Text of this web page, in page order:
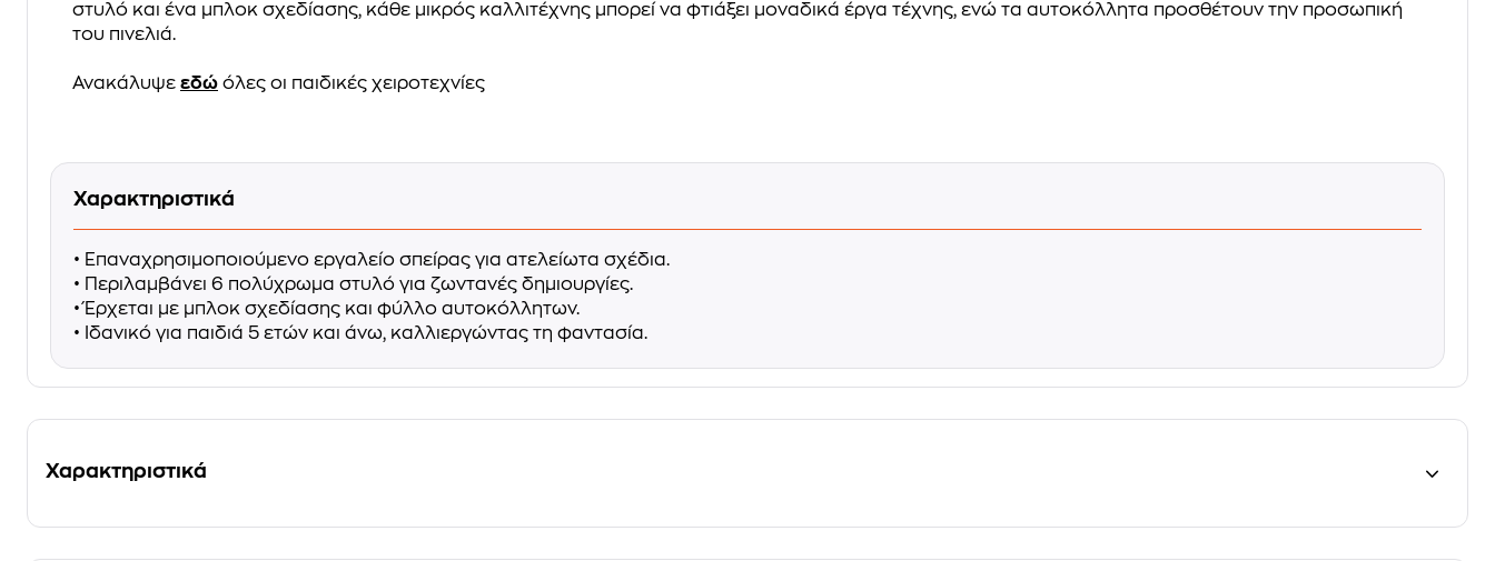
στυλό και ένα μπλοκ σχεδίασης, κάθε μικρός καλλιτέχνης μπορεί να φτιάξει μοναδικά έργα τέχνης, ενώ τα αυτοκόλλητα προσθέτουν την προσωπική
του πινελιά.
Ανακάλυψε εδώ όλες οι παιδικές χειροτεχνίες
Χαρακτηριστικά
• Επαναχρησιμοποιούμενο εργαλείο σπείρας για ατελείωτα σχέδια.
• Περιλαμβάνει 6 πολύχρωμα στυλό για ζωντανές δημιουργίες.
• Έρχεται με μπλοκ σχεδίασης και φύλλο αυτοκόλλητων.
• Ιδανικό για παιδιά 5 ετών και άνω, καλλιεργώντας τη φαντασία.
Χαρακτηριστικά